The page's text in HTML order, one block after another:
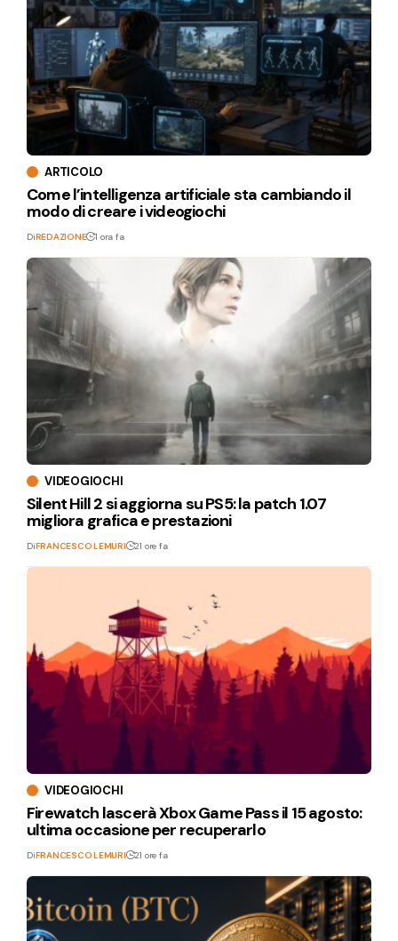
ARTICOLO
Come l’intelligenza artificiale sta cambiando il
modo di creare i videogiochi
DiREDAZIONE 1 ora fa
VIDEOGIOCHI
Silent Hill 2 si aggiorna su PS5: la patch 1.07
migliora grafica e prestazioni
DiFRANCESCO LEMURI 21 ore fa
VIDEOGIOCHI
Firewatch lascerà Xbox Game Pass il 15 agosto:
ultima occasione per recuperarlo
DiFRANCESCO LEMURI 21 ore fa